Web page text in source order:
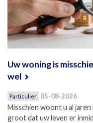
Uw woning is
wel
Particulier 05-08-2026
Misschien woont u al jaren
groot dat uw leven er